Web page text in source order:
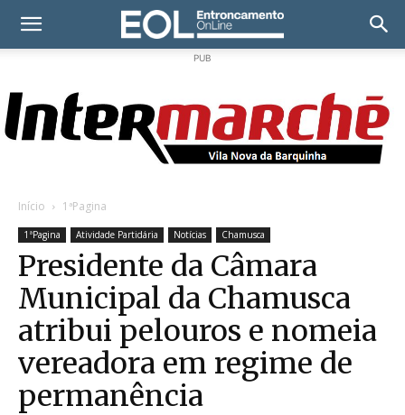
PUB
Início 1ªPagina
1ªPagina Atividade Partidária Notícias Chamusca
Presidente da Câmara
Municipal da Chamusca
atribui pelouros e nomeia
vereadora em regime de
permanência